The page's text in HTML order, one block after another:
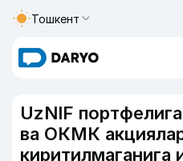
Тошкент
UzNIF
ва ОКМК
киритилмаганига